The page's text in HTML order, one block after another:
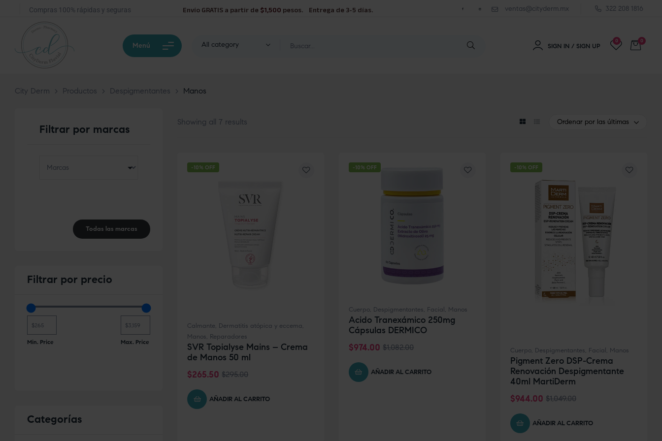
Compras 100% rápidas y seguras Envío GRATIS a partir de $1,500 pesos. Entrega de 3-5 días. ventas@cityderm.mx 322 208 1816
Menú All category 0
SIGN IN / SIGN UP
0
City Derm > Productos > Despigmentantes > Manos
Showing all 7 results Ordenar por las últimas
-10% OFF
Calmante, Dermatitis atópica y eccema,
Manos, Reparadores
SVR Topialyse Mains – Crema
de Manos 50 ml
$295.00
$265.50
AÑADIR AL CARRITO
-10% OFF
Cuerpo, Despigmentantes, Facial, Manos
Acido Tranexámico 250mg
Cápsulas DERMICO
$1,082.00
$974.00
AÑADIR AL CARRITO
-10% OFF
Cuerpo, Despigmentantes, Facial, Manos
Pigment Zero DSP-Crema
Renovación Despigmentante
40ml MartiDerm
$1,049.00
$944.00
AÑADIR AL CARRITO
Filtrar por marcas
Todas las marcas
Filtrar por precio
Min. Price Max. Price
Categorías